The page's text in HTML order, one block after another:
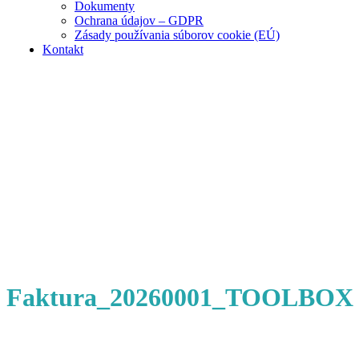
Dokumenty
Ochrana údajov – GDPR
Zásady používania súborov cookie (EÚ)
Kontakt